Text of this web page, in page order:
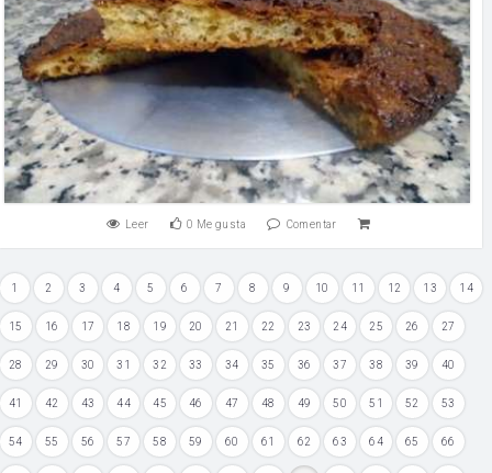
Leer 0 Me gusta Comentar
1 2 3 4 5 6 7 8 9 10 11 12 13 14
15 16 17 18 19 20 21 22 23 24 25 26 27
28 29 30 31 32 33 34 35 36 37 38 39 40
41 42 43 44 45 46 47 48 49 50 51 52 53
54 55 56 57 58 59 60 61 62 63 64 65 66